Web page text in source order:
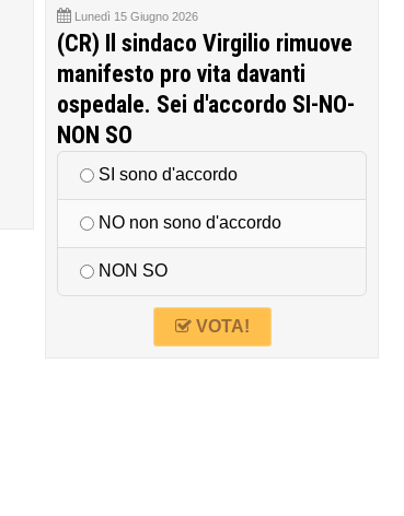
Lunedì 15 Giugno 2026
(CR) Il sindaco Virgilio rimuove
manifesto pro vita davanti
ospedale. Sei d'accordo SI-NO-
NON SO
SI sono d'accordo
NO non sono d'accordo
NON SO
VOTA!